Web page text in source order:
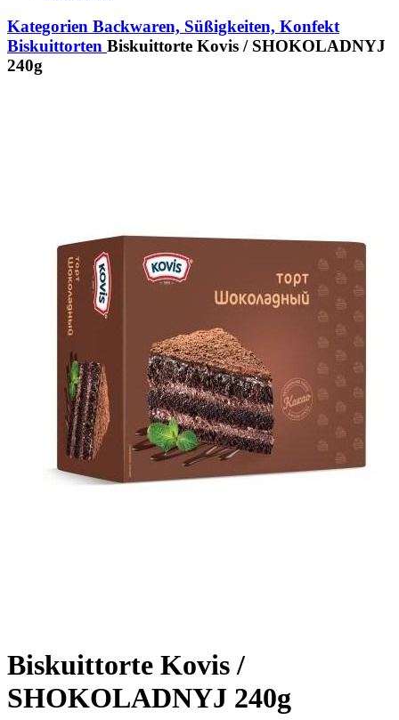
Kategorien Backwaren, Süßigkeiten, Konfekt
Biskuittorten Biskuittorte Kovis / SHOKOLADNYJ
240g
Biskuittorte Kovis /
SHOKOLADNYJ 240g